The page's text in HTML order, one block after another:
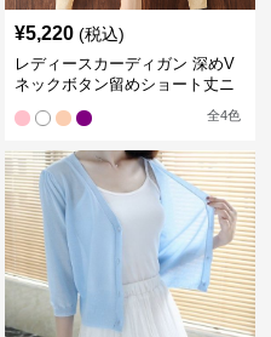
¥5,220 (税込)
レディースカーディガン 深めV
ネックボタン留めショート丈ニ
全4色